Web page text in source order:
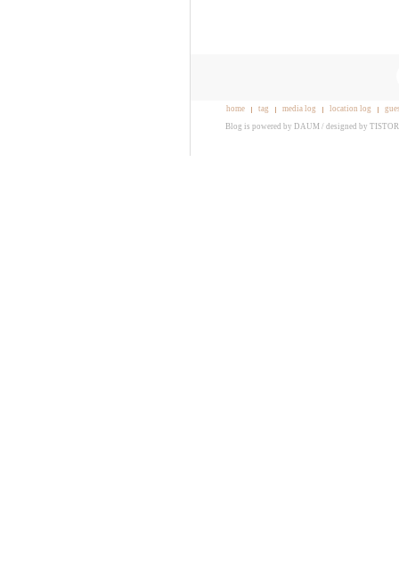
home tag media log location log
Blog is powered by DAUM / designed by